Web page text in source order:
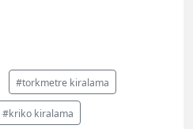
#torkmetre kiralama
#kriko kiralama